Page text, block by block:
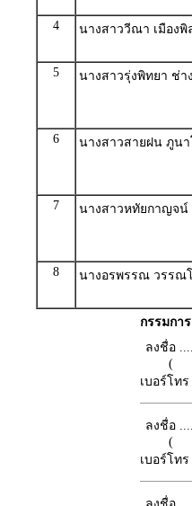
4
นางสาววีณา เมืองพิ
5
นางสาวรุ่งพิทยา ช่า
6
นางสาวสายฝน ภูน
7
นางสาวหทัยกาญจน์
8
นางอรพรรณ วรรณ
กรรมกา
ลงชื่อ
เบอร์โท
ลงชื่อ
เบอร์โท